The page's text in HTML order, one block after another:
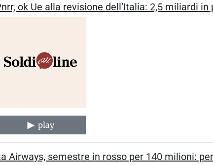
ok Ue alla revisione dell’Italia: 2,5 miliardi in
play
Airways, semestre in rosso per 140 milioni: